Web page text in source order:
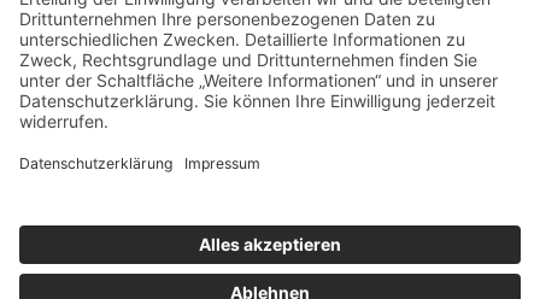
Kontakt
W&P Steuerberatungsgesellschaft mbH & Co.
KG
05223 160002
Bahnhofstr. 56, 32257 Bünde